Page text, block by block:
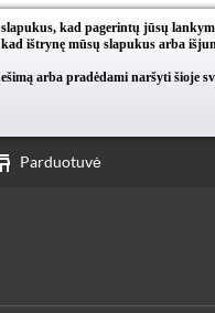
kad pagerintų jūsų
ištrynę mūsų slapukus arba
arba pradėdami naršyti šioje
Parduotuvė